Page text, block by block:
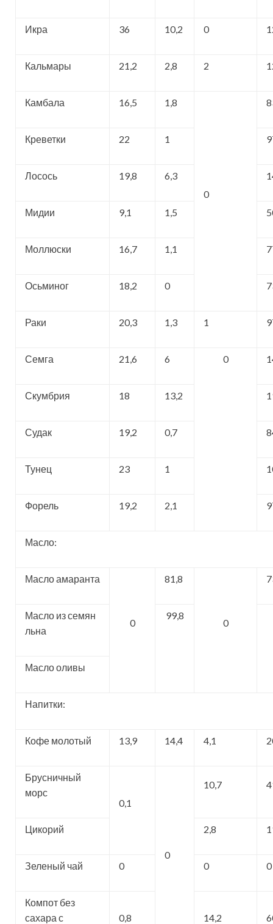
Икра 36 10,2 0
Кальмары 21,2 2,8 2
Камбала 16,5 1,8
0
Креветки 22 1
Лосось 19,8 6,3
Мидии 9,1 1,5
Моллюски 16,7 1,1
Осьминог 18,2 0
Раки 20,3 1,3 1
Семга 21,6 6 0
Скумбрия 18 13,2
Судак 19,2 0,7
Тунец 23 1
Форель 19,2 2,1
Масло:
Масло амаранта
0
81,8
0
Масло из семян
льна
99,8
Масло оливы
Напитки:
Кофе молотый 13,9 14,4 4,1
Брусничный
морс
0,1
0
10,7
Цикорий 2,8
Зеленый чай 0 0 0
Компот без
сахара с
0,8 14,2